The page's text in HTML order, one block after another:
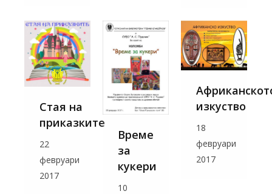
Стая на
приказките
22
февруари
2017
Време
за
кукери
10
изкуство
18
февруари
2017